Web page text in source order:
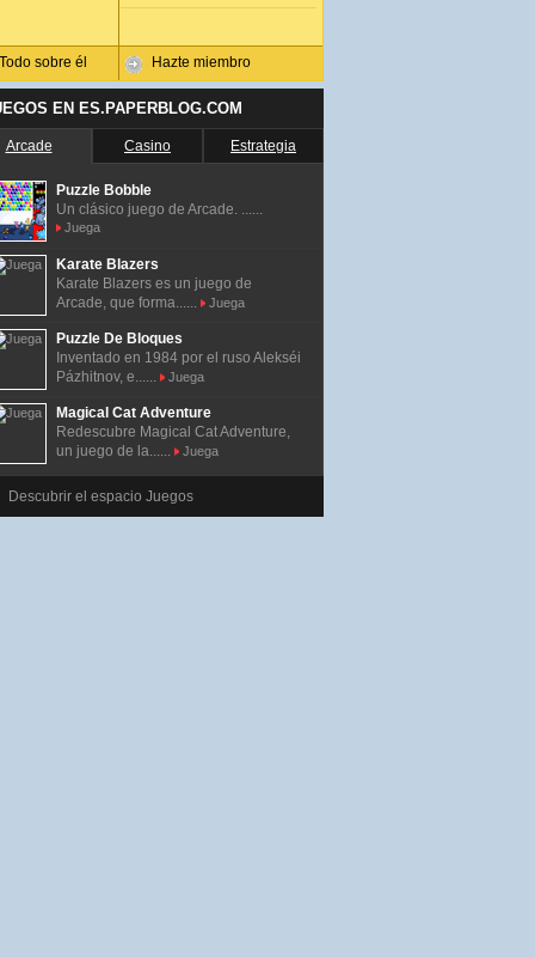
Todo sobre él Hazte miembro
EN ES.PAPERBLOG.COM
Arcade Casino Estrategia
Puzzle Bobble
Un clásico juego de Arcade. ......
Juega
Karate Blazers
Karate Blazers es un juego de
Arcade, que forma......
Juega
Puzzle De Bloques
Inventado en 1984 por el ruso Alekséi
Pázhitnov, e......
Juega
Magical Cat Adventure
Redescubre Magical Cat Adventure,
un juego de la......
Juega
Descubrir el espacio Juegos